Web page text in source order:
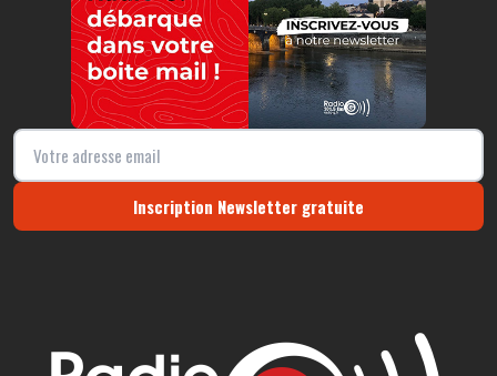
Inscription Newsletter gratuite